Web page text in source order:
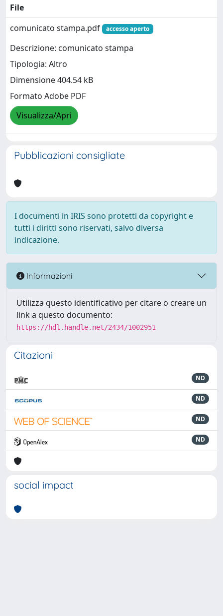
File
comunicato stampa.pdf
accesso aperto
Descrizione: comunicato stampa
Tipologia: Altro
Dimensione 404.54 kB
Formato Adobe PDF
Visualizza/Apri
Pubblicazioni consigliate
I documenti in IRIS sono protetti da copyright e
tutti i diritti sono riservati, salvo diversa
indicazione.
Informazioni
Utilizza questo identificativo per citare o creare un
link a questo documento:
https://hdl.handle.net/2434/1002951
Citazioni
ND
ND
ND
ND
social impact